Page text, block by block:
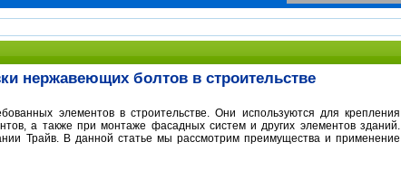
нержавеющих болтов в строительстве
элементов в строительстве. Они используются для крепления
а также при монтаже фасадных систем и других элементов зданий.
Трайв. В данной статье мы рассмотрим преимущества и применение